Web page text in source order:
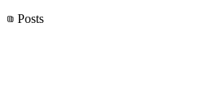
Posts